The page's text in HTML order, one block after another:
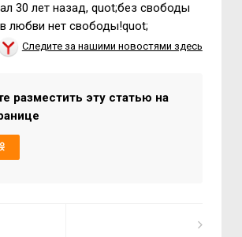
30 лет назад, quot;без свободы
любви нет свободы!quot;
Следите за нашими новостями здесь
разместить эту статью на